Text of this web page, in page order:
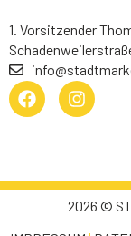
1. Vorsitzender
2026 ©